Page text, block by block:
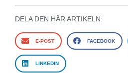
DELA DEN HÄR ARTIKELN:
E-POST FACEBOOK
LINKEDIN